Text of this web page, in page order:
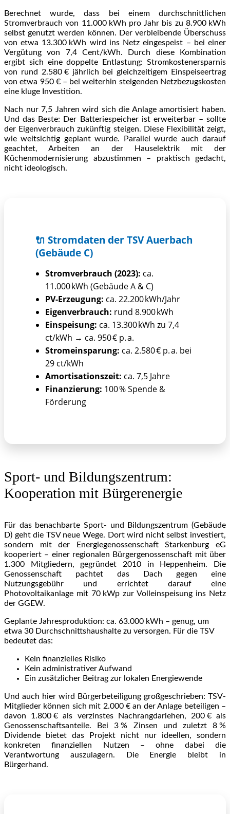
Berechnet wurde, dass bei einem durchschnittlichen
Stromverbrauch von 11.000 kWh pro Jahr bis zu 8.900 kWh
selbst genutzt werden können. Der verbleibende Überschuss
von etwa 13.300 kWh wird ins Netz eingespeist – bei einer
Vergütung von 7,4 Cent/kWh. Durch diese Kombination
ergibt sich eine doppelte Entlastung: Stromkostenersparnis
von rund 2.580 € jährlich bei gleichzeitigem Einspeiseertrag
von etwa 950 € – bei weiterhin steigenden Netzbezugskosten
eine kluge Investition.
Nach nur 7,5 Jahren wird sich die Anlage amortisiert haben.
Und das Beste: Der Batteriespeicher ist erweiterbar – sollte
der Eigenverbrauch zukünftig steigen. Diese Flexibilität zeigt,
wie weitsichtig geplant wurde. Parallel wurde auch darauf
geachtet, Arbeiten an der Hauselektrik mit der
Küchenmodernisierung abzustimmen – praktisch gedacht,
nicht ideologisch.
🔌 Stromdaten der TSV Auerbach
(Gebäude C)
Stromverbrauch (2023): ca.
11.000 kWh (Gebäude A & C)
PV-Erzeugung: ca. 22.200 kWh/Jahr
Eigenverbrauch: rund 8.900 kWh
Einspeisung: ca. 13.300 kWh zu 7,4
ct/kWh → ca. 950 € p. a.
Stromeinsparung: ca. 2.580 € p. a. bei
29 ct/kWh
Amortisationszeit: ca. 7,5 Jahre
Finanzierung: 100 % Spende &
Förderung
Sport- und Bildungszentrum:
Kooperation mit Bürgerenergie
Für das benachbarte Sport- und Bildungszentrum (Gebäude
D) geht die TSV neue Wege. Dort wird nicht selbst investiert,
sondern mit der Energiegenossenschaft Starkenburg eG
kooperiert – einer regionalen Bürgergenossenschaft mit über
1.300 Mitgliedern, gegründet 2010 in Heppenheim. Die
Genossenschaft pachtet das Dach gegen eine
Nutzungsgebühr und errichtet darauf eine
Photovoltaikanlage mit 70 kWp zur Volleinspeisung ins Netz
der GGEW.
Geplante Jahresproduktion: ca. 63.000 kWh – genug, um
etwa 30 Durchschnittshaushalte zu versorgen. Für die TSV
bedeutet das:
Kein finanzielles Risiko
Kein administrativer Aufwand
Ein zusätzlicher Beitrag zur lokalen Energiewende
Und auch hier wird Bürgerbeteiligung großgeschrieben: TSV-
Mitglieder können sich mit 2.000 € an der Anlage beteiligen –
davon 1.800 € als verzinstes Nachrangdarlehen, 200 € als
Genossenschaftsanteile. Bei 3 % Zinsen und zuletzt 8 %
Dividende bietet das Projekt nicht nur ideellen, sondern
konkreten finanziellen Nutzen – ohne dabei die
Verantwortung auszulagern. Die Energie bleibt in
Bürgerhand.